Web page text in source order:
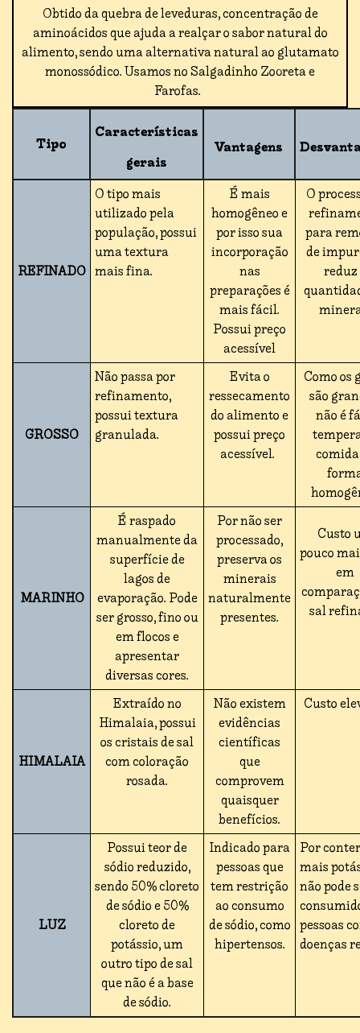
Obtido da quebra de leveduras, concentração de
aminoácidos que ajuda a realçar o sabor natural do
alimento, sendo uma alternativa natural ao glutamato
monossódico. Usamos no Salgadinho Zooreta e
Farofas.
Tipo
Características
gerais
Vantagens
REFINADO
O tipo mais
utilizado pela
população, possui
uma textura
mais fina.
É mais
homogêneo e
por isso sua
incorporação
nas
preparações é
mais fácil.
Possui preço
acessível
O
para
de
GROSSO
Não passa por
refinamento,
possui textura
granulada.
Evita o
ressecamento
do alimento e
possui preço
acessível.
Como os
são
não é
MARINHO
É raspado
manualmente da
superfície de
lagos de
evaporação. Pode
ser grosso, fino ou
em flocos e
apresentar
diversas cores.
Por não ser
processado,
preserva os
minerais
naturalmente
presentes.
Custo
pouco
em
sal
HIMALAIA
Extraído no
Himalaia, possui
os cristais de sal
com coloração
rosada.
Não existem
evidências
científicas
que
comprovem
quaisquer
benefícios.
Custo
LUZ
Possui teor de
sódio reduzido,
sendo 50% cloreto
de sódio e 50%
cloreto de
potássio, um
outro tipo de sal
que não é a base
de sódio.
Indicado para
pessoas que
tem restrição
ao consumo
de sódio, como
hipertensos.
Por conter
mais
não pode
pessoas
doenças